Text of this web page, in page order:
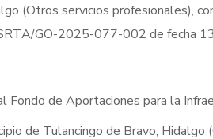
(Otros servicios profesionales),
GO-2025-077-002 de fecha
Fondo de Aportaciones para la
de Tulancingo de Bravo, Hidalgo